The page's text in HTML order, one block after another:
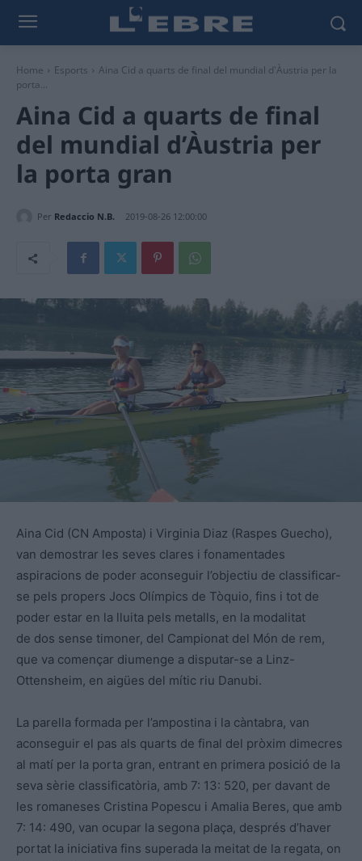
Home Esports
Aina Cid a quarts de final del mundial d'Àustria per la
porta...
Aina Cid a quarts de final
del mundial d’Àustria per
la porta gran
Per Redaccio N.B. 2019-08-26 12:00:00
Aina Cid (CN Amposta) i Virginia Diaz (Raspes Guecho),
van demostrar les seves clares i fonamentades
aspiracions de poder aconseguir l’objectiu de classificar-
se pels propers Jocs Olímpics de Tòquio, fins i tot de
poder estar en la lluita pels metalls, en la modalitat
de dos sense timoner, del Campionat del Món de rem,
que va començar diumenge a disputar-se a Linz-
Ottensheim, en aigües del mític riu Danubi.
La parella formada per l’ampostina i la càntabra, van
aconseguir el pas als quarts de final del pròxim dimecres
al matí per la porta gran, entrant en primera posició de la
seva sèrie classificatòria, amb 7: 13: 520, per davant de
les romaneses Cristina Popescu i Amalia Beres, que amb
7: 14: 490, van ocupar la segona plaça, després d’haver
portat la iniciativa fins superada la meitat de la regata, on